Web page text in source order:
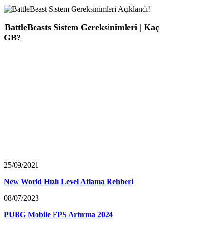
BattleBeasts Sistem Gereksinimleri | Kaç
GB?
25/09/2021
New World Hızlı Level Atlama Rehberi
08/07/2023
PUBG Mobile FPS Artırma 2024